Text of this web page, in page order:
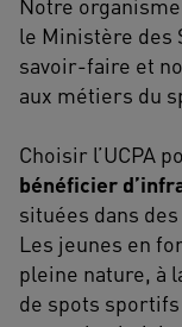
le Ministère des
savoir-faire et
aux métiers du
Choisir l’UCPA
bénéficier
situées dans
Les jeunes en
pleine nature, à
de spots